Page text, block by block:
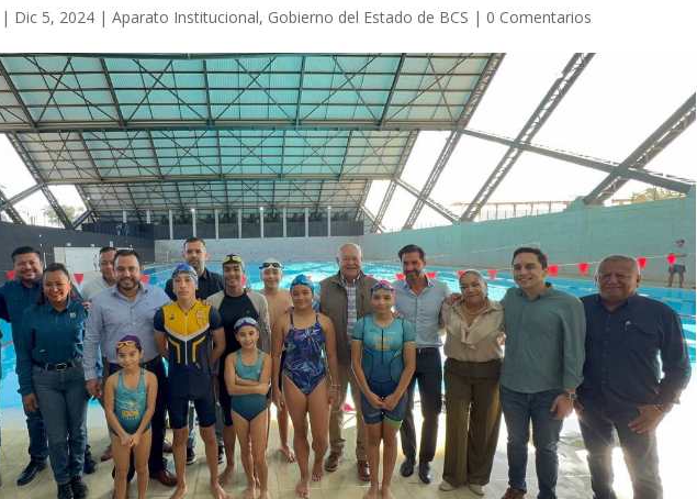
| Dic 5, 2024 |Aparato Institucional, Gobierno del Estado de BCS | 0 Comentarios